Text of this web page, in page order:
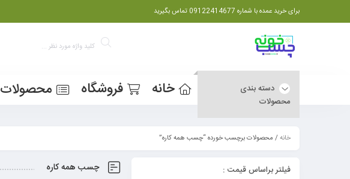
برای خرید عمده با شماره 09122414677 تماس بگیرید
دسته بندی
محصولات
خانه فروشگاه محصولات
خانه/ محصولات برچسب خورده “چسب همه کاره”
چسب همه کاره فیلتر براساس قیمت :